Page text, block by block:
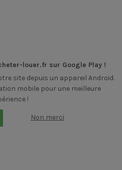
louer.fr sur Google Play !
site depuis un appareil Android.
mobile pour une meilleure
!
Non merci